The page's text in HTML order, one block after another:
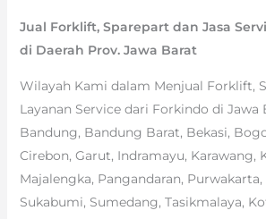
Jual Forklift, Sparepart dan Jasa
di Daerah Prov. Jawa Barat
Wilayah Kami dalam Menjual Forklift,
Layanan Service dari Forkindo di Jawa
Bandung, Bandung Barat, Bekasi,
Cirebon, Garut, Indramayu, Karawang,
Majalengka, Pangandaran, Purwakarta,
Sukabumi, Sumedang, Tasikmalaya,